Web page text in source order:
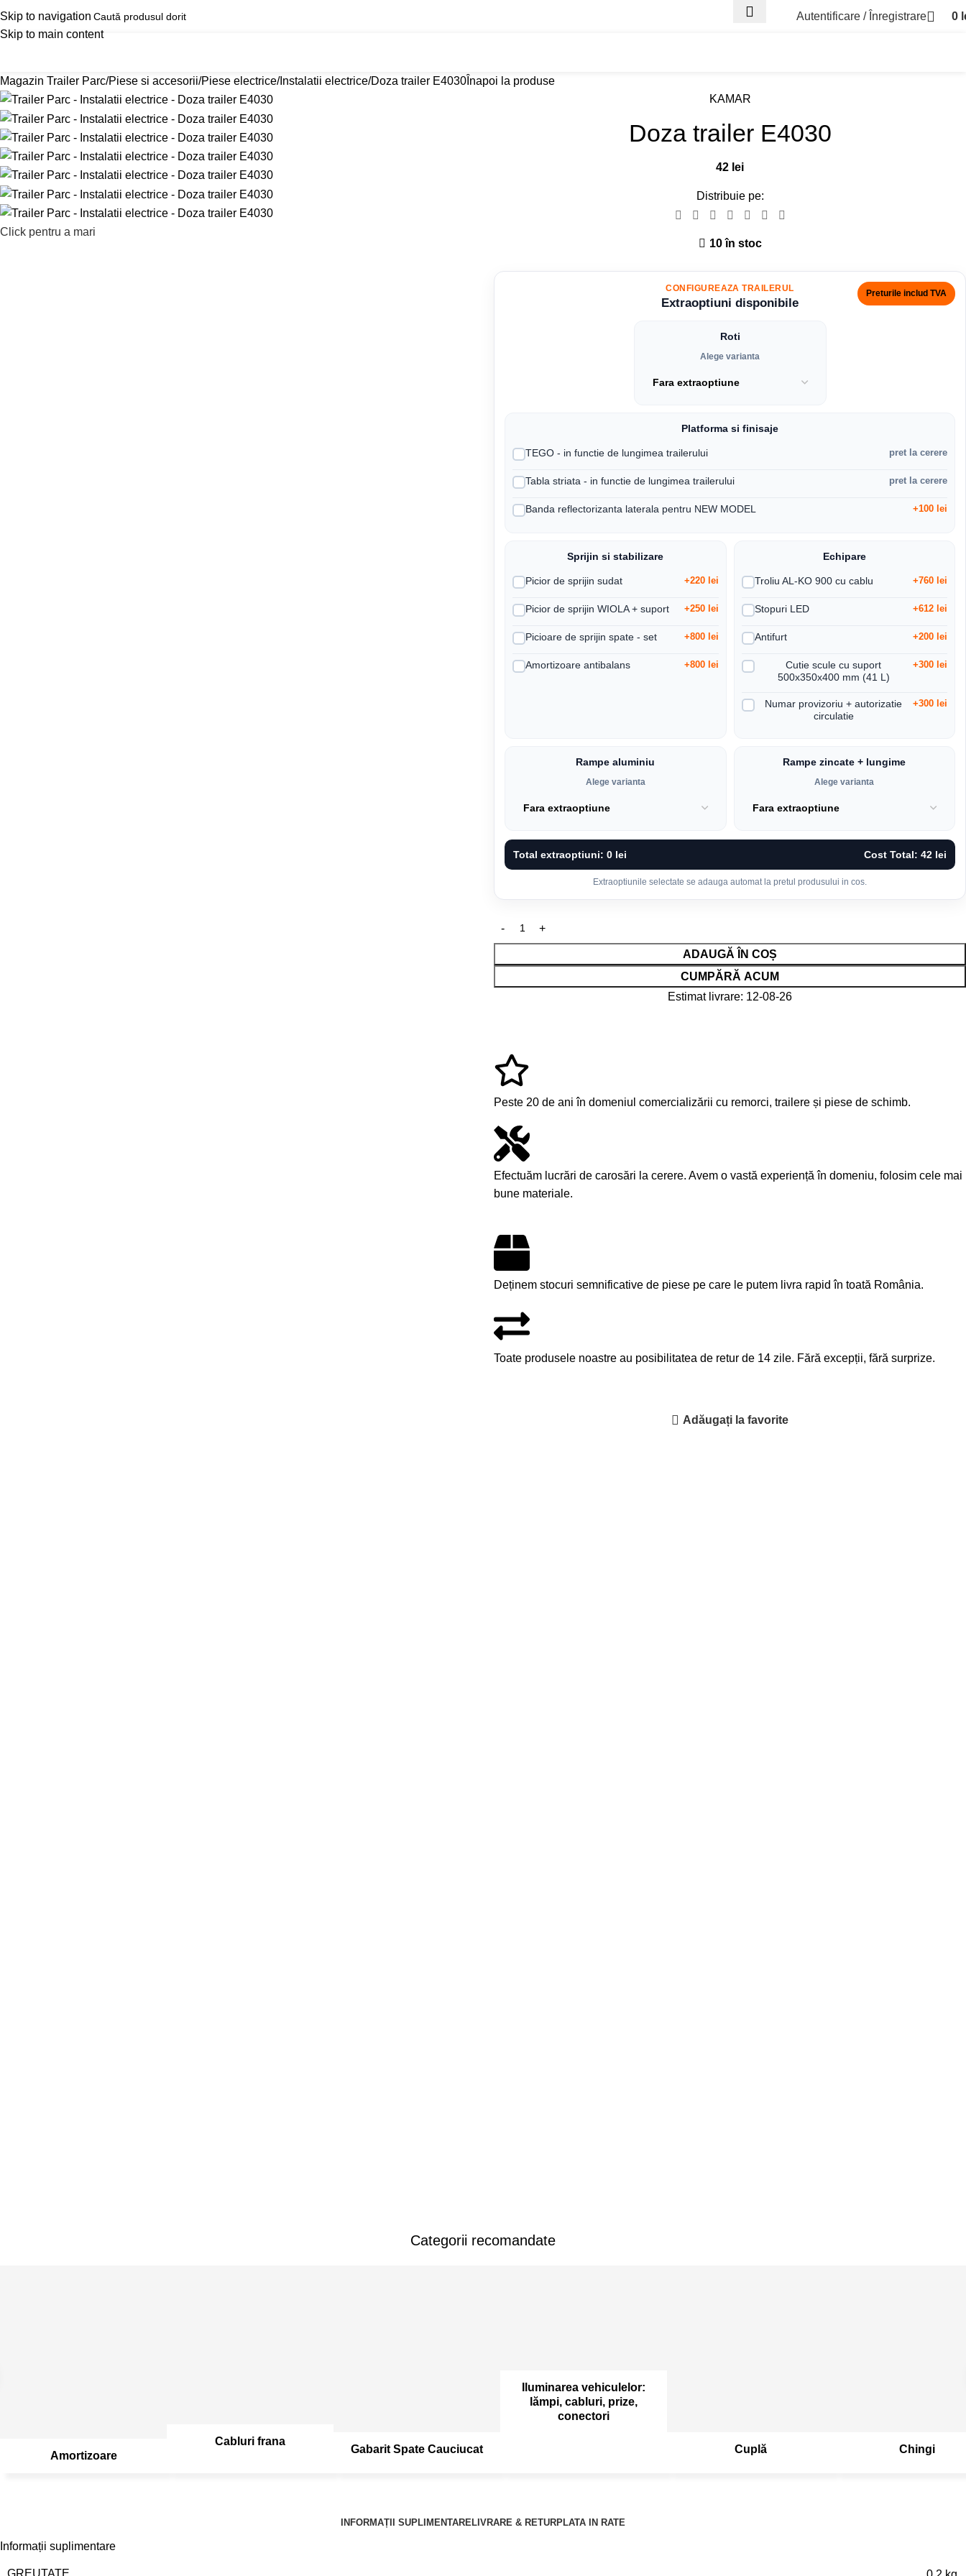
Skip to navigation
Skip to main content
Autentificare / Înregistrare 0
Magazin Trailer Parc Piese si accesorii Piese electrice Instalatii electrice Doza trailer E4030 Înapoi la produse
Click pentru a mari
KAMAR
Doza trailer E4030
42 lei
Distribuie pe:
10 în stoc
CONFIGUREAZA TRAILERUL
Extraoptiuni disponibile
Preturile includ TVA
Roti
Alege varianta
Platforma si finisaje
TEGO - in functie de lungimea trailerului pret la cerere
Tabla striata - in functie de lungimea trailerului pret la cerere
Banda reflectorizanta laterala pentru NEW MODEL +100 lei
Sprijin si stabilizare
Picior de sprijin sudat +220 lei
Picior de sprijin WIOLA + suport +250 lei
Picioare de sprijin spate - set +800 lei
Amortizoare antibalans +800 lei
Echipare
Troliu AL-KO 900 cu cablu +760 lei
Stopuri LED +612 lei
Antifurt +200 lei
Cutie scule cu suport
500x350x400 mm (41 L)
+300 lei
Numar provizoriu + autorizatie
circulatie
+300 lei
Rampe aluminiu
Alege varianta
Rampe zincate + lungime
Alege varianta
Total extraoptiuni: 0 lei Cost Total: 42 lei
Extraoptiunile selectate se adauga automat la pretul produsului in cos.
ADAUGĂ ÎN COȘ
CUMPĂRĂ ACUM
Estimat livrare: 12-08-26
Peste 20 de ani în domeniul comercializării cu remorci, trailere și piese de schimb.
Efectuăm lucrări de carosări la cerere. Avem o vastă experiență în domeniu, folosim cele mai
bune materiale.
Deținem stocuri semnificative de piese pe care le putem livra rapid în toată România.
Toate produsele noastre au posibilitatea de retur de 14 zile. Fără excepții, fără surprize.
Adăugați la favorite
Categorii recomandate
Amortizoare
Cabluri frana
Gabarit Spate Cauciucat
Iluminarea vehiculelor:
lămpi, cabluri, prize,
conectori
Cuplă Chingi
INFORMAȚII SUPLIMENTARELIVRARE & RETURPLATA IN RATE
Informații suplimentare